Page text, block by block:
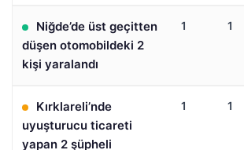
Niğde’de üst geçitten
düşen otomobildeki 2
kişi yaralandı
1 1
Kırklareli’nde
uyuşturucu ticareti
yapan 2 şüpheli
1 1